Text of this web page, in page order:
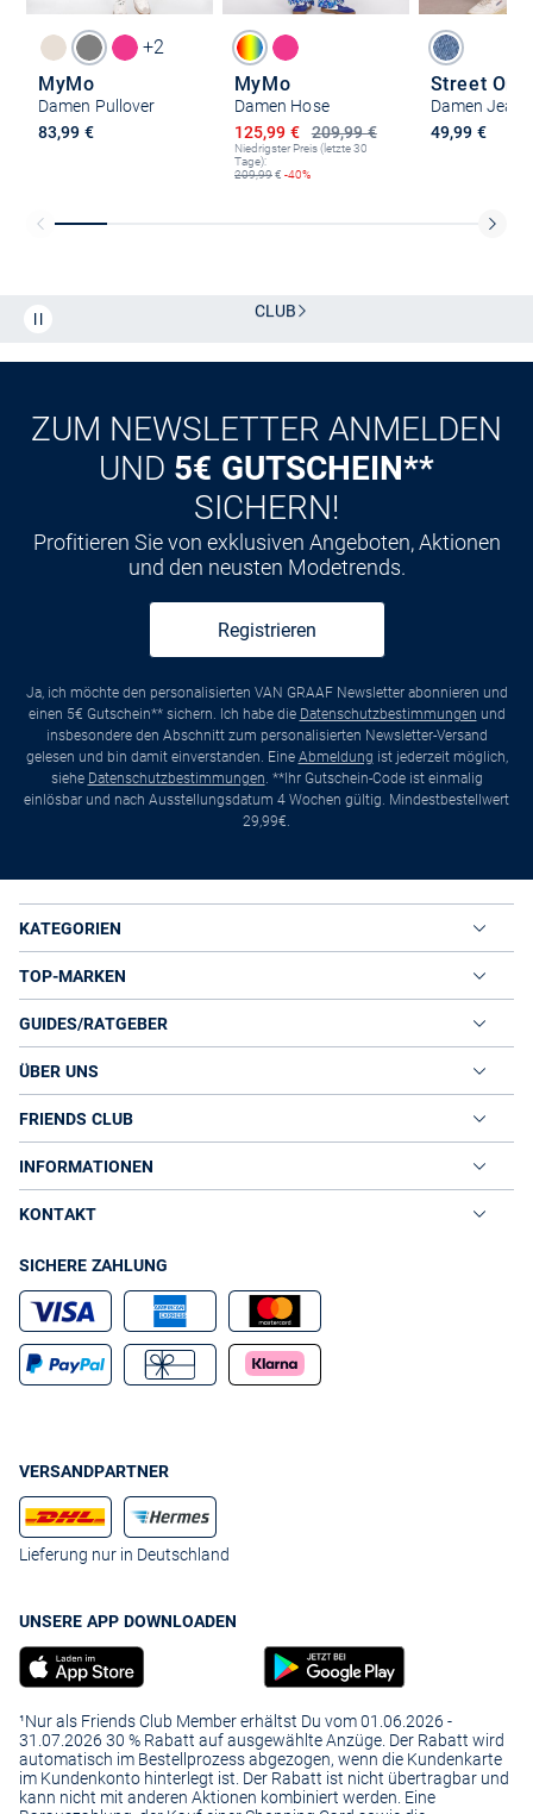
+2
MyMo
Damen Pullover
83,99 €
MyMo
Damen Hose
209,99 €
Ermäßigter Preis
125,99 €
Niedrigster Preis (letzte 30
Tage):
209,99€ -40%
Street One
49,99 €
Kostenlose Lieferung und Retoure mit unserem Friends
CLUB
Kauf aufRechnung
ZUM NEWSLETTER ANMELDEN
UND 5€ GUTSCHEIN**
SICHERN!
Profitieren Sie von exklusiven Angeboten, Aktionen
und den neusten Modetrends.
Registrieren
Ja, ich möchte den personalisierten VAN GRAAF Newsletter abonnieren und
einen 5€ Gutschein** sichern. Ich habe die Datenschutzbestimmungen und
insbesondere den Abschnitt zum personalisierten Newsletter-Versand
gelesen und bin damit einverstanden. Eine Abmeldung ist jederzeit möglich,
siehe Datenschutzbestimmungen. **Ihr Gutschein-Code ist einmalig
einlösbar und nach Ausstellungsdatum 4 Wochen gültig. Mindestbestellwert
29,99€.
KATEGORIEN
TOP-MARKEN
GUIDES/RATGEBER
ÜBER UNS
FRIENDS CLUB
INFORMATIONEN
KONTAKT
SICHERE ZAHLUNG
VERSANDPARTNER
Lieferung nur in Deutschland
UNSERE APP DOWNLOADEN
¹Nur als Friends Club Member erhältst Du vom 01.06.2026 -
31.07.2026 30 % Rabatt auf ausgewählte Anzüge. Der Rabatt wird
automatisch im Bestellprozess abgezogen, wenn die Kundenkarte
im Kundenkonto hinterlegt ist. Der Rabatt ist nicht übertragbar und
kann nicht mit anderen Aktionen kombiniert werden. Eine